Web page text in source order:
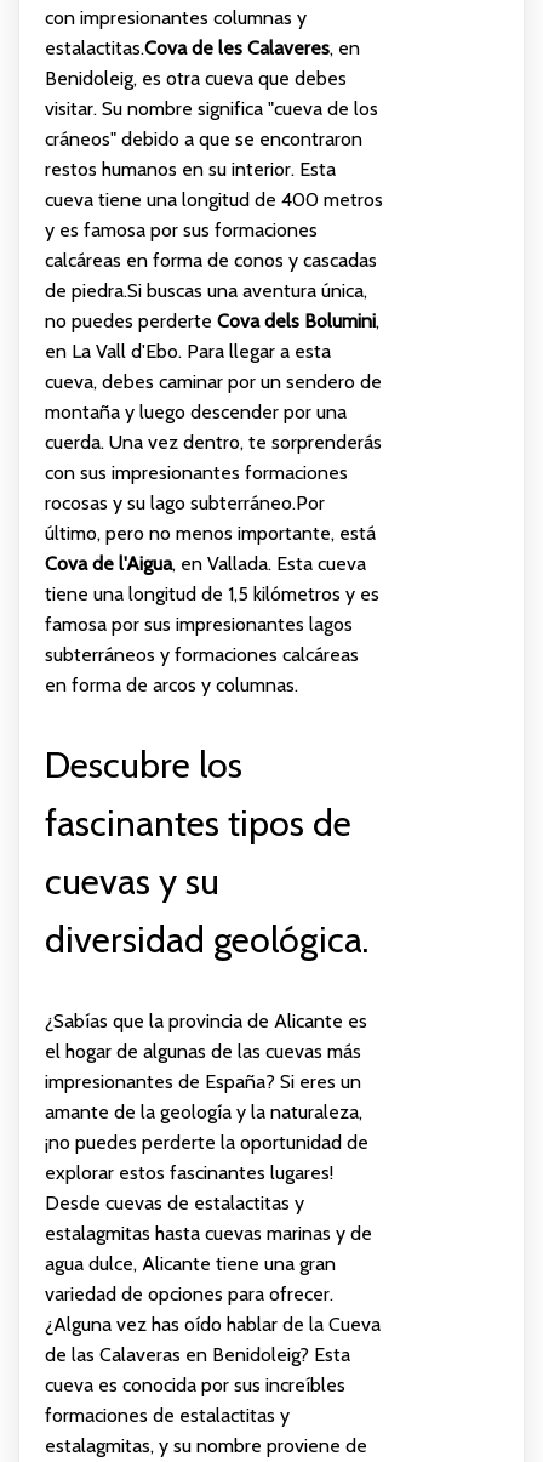
con impresionantes columnas y
estalactitas.Cova de les Calaveres, en
Benidoleig, es otra cueva que debes
visitar. Su nombre significa "cueva de los
cráneos" debido a que se encontraron
restos humanos en su interior. Esta
cueva tiene una longitud de 400 metros
y es famosa por sus formaciones
calcáreas en forma de conos y cascadas
de piedra.Si buscas una aventura única,
no puedes perderte Cova dels Bolumini,
en La Vall d'Ebo. Para llegar a esta
cueva, debes caminar por un sendero de
montaña y luego descender por una
cuerda. Una vez dentro, te sorprenderás
con sus impresionantes formaciones
rocosas y su lago subterráneo.Por
último, pero no menos importante, está
Cova de l'Aigua, en Vallada. Esta cueva
tiene una longitud de 1,5 kilómetros y es
famosa por sus impresionantes lagos
subterráneos y formaciones calcáreas
en forma de arcos y columnas.
Descubre los
fascinantes tipos de
cuevas y su
diversidad geológica.
¿Sabías que la provincia de Alicante es
el hogar de algunas de las cuevas más
impresionantes de España? Si eres un
amante de la geología y la naturaleza,
¡no puedes perderte la oportunidad de
explorar estos fascinantes lugares!
Desde cuevas de estalactitas y
estalagmitas hasta cuevas marinas y de
agua dulce, Alicante tiene una gran
variedad de opciones para ofrecer.
¿Alguna vez has oído hablar de la Cueva
de las Calaveras en Benidoleig? Esta
cueva es conocida por sus increíbles
formaciones de estalactitas y
estalagmitas, y su nombre proviene de